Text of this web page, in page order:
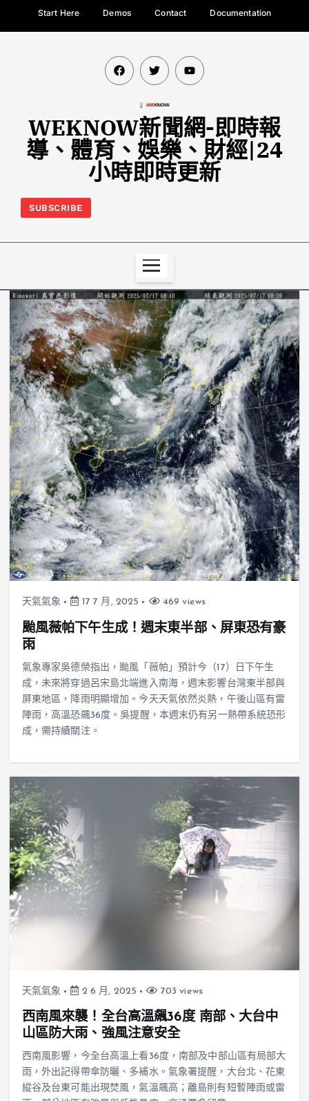
Start Here Demos Contact Documentation
WEKNOW新聞網-即時報
導、體育、娛樂、財經|24
小時即時更新
SUBSCRIBE
天氣氣象 17 7 月, 2025 469 views
颱風薇帕下午生成！週末東半部、屏東恐有豪
雨
氣象專家吳德榮指出，颱風「薇帕」預計今（17）日下午生
成，未來將穿過呂宋島北端進入南海，週末影響台灣東半部與
屏東地區，降雨明顯增加。今天天氣依然炎熱，午後山區有雷
陣雨，高溫恐飆36度。吳提醒，本週末仍有另一熱帶系統恐形
成，需持續關注。
天氣氣象 2 6 月, 2025 703 views
西南風來襲！全台高溫飆36度 南部、大台中
山區防大雨、強風注意安全
西南風影響，今全台高溫上看36度，南部及中部山區有局部大
雨，外出記得帶傘防曬、多補水。氣象署提醒，大台北、花東
縱谷及台東可能出現焚風，氣溫飆高；離島則有短暫陣雨或雷